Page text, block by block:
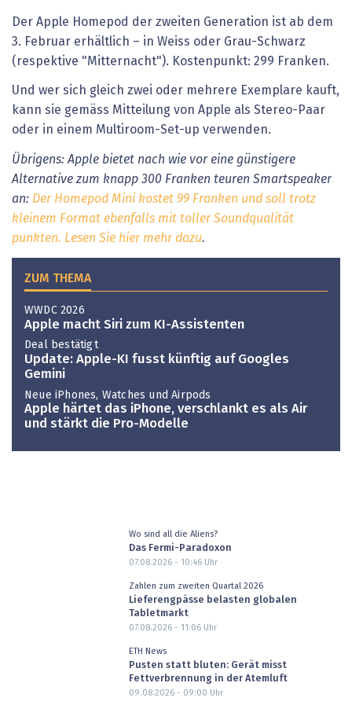
Der Apple Homepod der zweiten Generation ist ab dem
3. Februar erhältlich – in Weiss oder Grau-Schwarz
(respektive "Mitternacht"). Kostenpunkt: 299 Franken.
Und wer sich gleich zwei oder mehrere Exemplare kauft,
kann sie gemäss Mitteilung von Apple als Stereo-Paar
oder in einem Multiroom-Set-up verwenden.
Übrigens: Apple bietet nach wie vor eine günstigere
Alternative zum knapp 300 Franken teuren Smartspeaker
an: Der Homepod Mini kostet 99 Franken und soll trotz
kleinem Format ebenfalls mit toller Soundqualität
punkten. Lesen Sie hier mehr dazu.
ZUM THEMA
WWDC 2026
Apple macht Siri zum KI-Assistenten
Deal bestätigt
Update: Apple-KI fusst künftig auf Googles
Gemini
Neue iPhones, Watches und Airpods
Apple härtet das iPhone, verschlankt es als Air
und stärkt die Pro-Modelle
Wo sind all die Aliens?
Das Fermi-Paradoxon
07.08.2026 - 10:46Uhr
Zahlen zum zweiten Quartal 2026
Lieferengpässe belasten globalen
Tabletmarkt
07.08.2026 - 11:06Uhr
ETH News
Pusten statt bluten: Gerät misst
Fettverbrennung in der Atemluft
09.08.2026 - 09:00 Uhr